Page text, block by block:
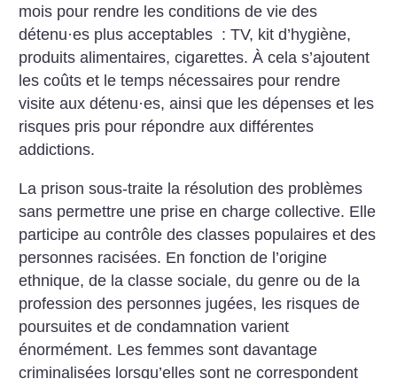
mois pour rendre les conditions de vie des
détenu·es plus acceptables : TV, kit d’hygiène,
produits alimentaires, cigarettes. À cela s’ajoutent
les coûts et le temps nécessaires pour rendre
visite aux détenu·es, ainsi que les dépenses et les
risques pris pour répondre aux différentes
addictions.
La prison sous-traite la résolution des problèmes
sans permettre une prise en charge collective. Elle
participe au contrôle des classes populaires et des
personnes racisées. En fonction de l’origine
ethnique, de la classe sociale, du genre ou de la
profession des personnes jugées, les risques de
poursuites et de condamnation varient
énormément. Les femmes sont davantage
criminalisées lorsqu’elles sont ne correspondent